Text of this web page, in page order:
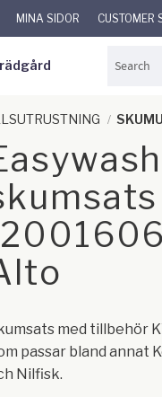
MINA SIDOR CUSTOMER
med tillbehör
passar bland annat
Nilfisk.